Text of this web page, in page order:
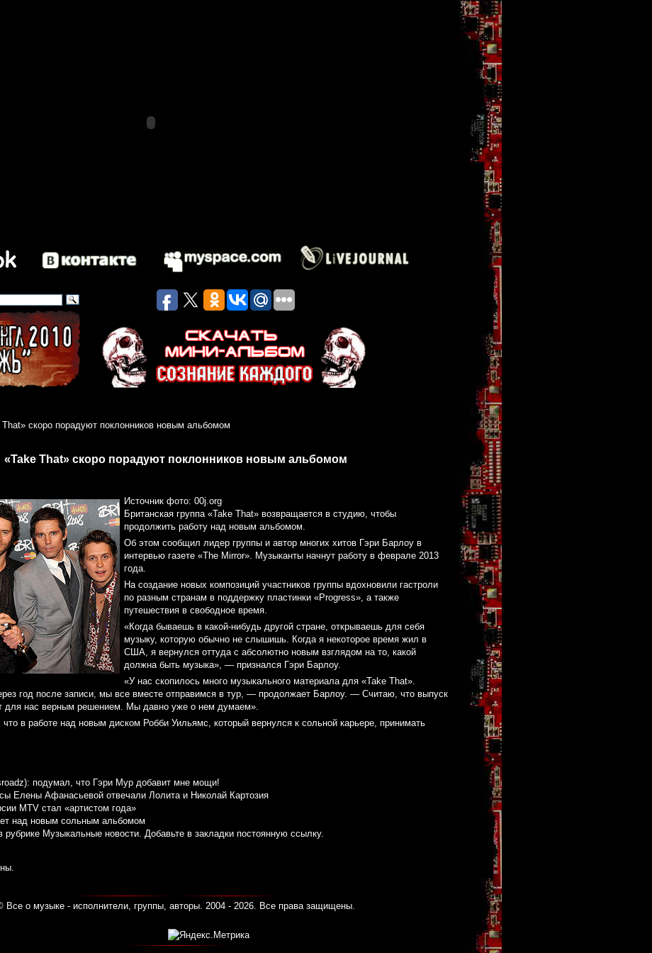
That» скоро порадуют поклонников новым альбомом
«Take That» скоро порадуют поклонников новым альбомом
Источник фото: 00j.org
Британская группа «Take That» возвращается в студию, чтобы
продолжить работу над новым альбомом.
Об этом сообщил лидер группы и автор многих хитов Гэри Барлоу в
интервью газете «The Mirror». Музыканты начнут работу в феврале 2013
года.
На создание новых композиций участников группы вдохновили гастроли
по разным странам в поддержку пластинки «Progress», а также
путешествия в свободное время.
«Когда бываешь в какой-нибудь другой стране, открываешь для себя
музыку, которую обычно не слышишь. Когда я некоторое время жил в
США, я вернулся оттуда с абсолютно новым взглядом на то, какой
должна быть музыка», — признался Гэри Барлоу.
«У нас скопилось много музыкального материала для «Take That».
год после записи, мы все вместе отправимся в тур, — продолжает Барлоу. — Считаю, что выпуск
для нас верным решением. Мы давно уже о нем думаем».
что в работе над новым диском Робби Уильямс, который вернулся к сольной карьере, принимать
подумал, что Гэри Мур добавит мне мощи!
Елены Афанасьевой отвечали Лолита и Николай Картозия
MTV стал «артистом года»
над новым сольным альбомом
рубрике Музыкальные новости. Добавьте в закладки постоянную ссылку.
Все о музыке - исполнители, группы, авторы. 2004 - 2026. Все права защищены.